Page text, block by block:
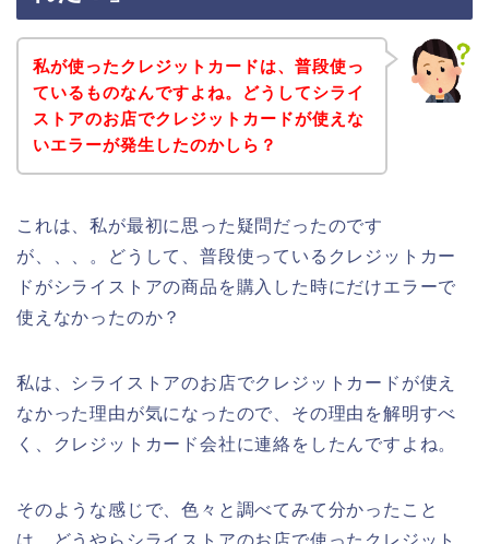
私が使ったクレジットカードは、普段使っ
ているものなんですよね。どうしてシライ
ストアのお店でクレジットカードが使えな
いエラーが発生したのかしら？
これは、私が最初に思った疑問だったのです
が、、、。どうして、普段使っているクレジットカー
ドがシライストアの商品を購入した時にだけエラーで
使えなかったのか？
私は、シライストアのお店でクレジットカードが使え
なかった理由が気になったので、その理由を解明すべ
く、クレジットカード会社に連絡をしたんですよね。
そのような感じで、色々と調べてみて分かったこと
は、どうやらシライストアのお店で使ったクレジット